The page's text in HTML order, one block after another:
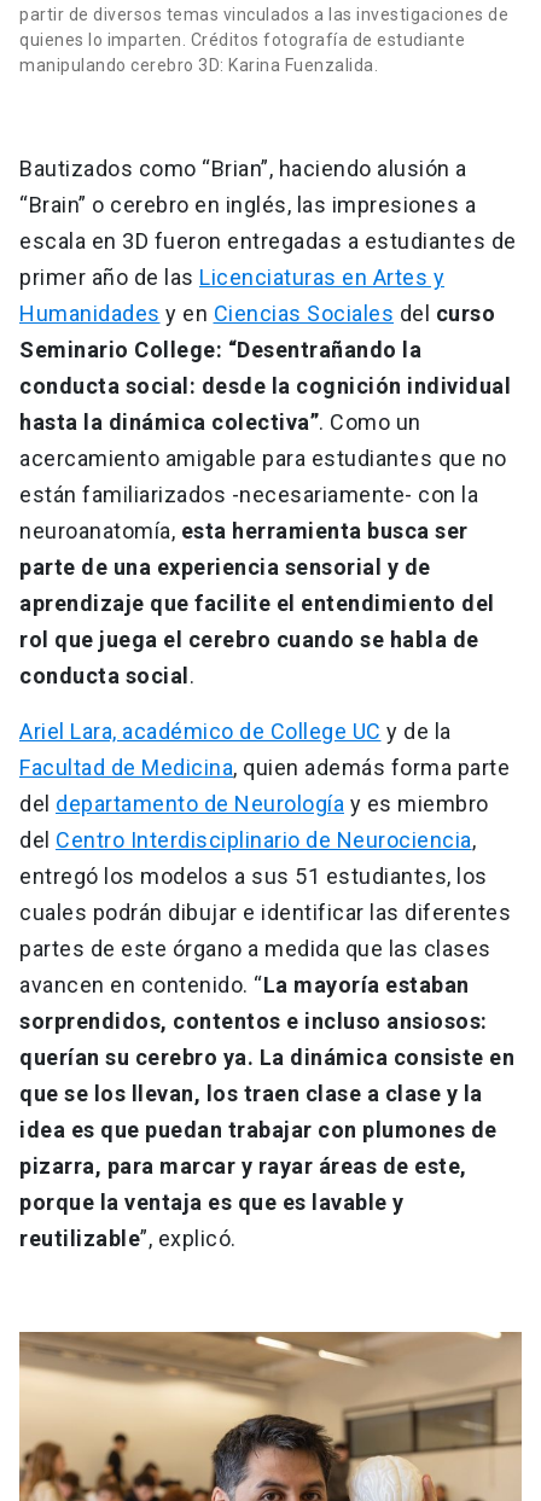
partir de diversos temas vinculados a las investigaciones de
quienes lo imparten. Créditos fotografía de estudiante
manipulando cerebro 3D: Karina Fuenzalida.
Bautizados como “Brian”, haciendo alusión a
“Brain” o cerebro en inglés, las impresiones a
escala en 3D fueron entregadas a estudiantes de
primer año de las Licenciaturas en Artes y
Humanidades y en Ciencias Sociales del curso
Seminario College: “Desentrañando la
conducta social: desde la cognición individual
hasta la dinámica colectiva”. Como un
acercamiento amigable para estudiantes que no
están familiarizados -necesariamente- con la
neuroanatomía, esta herramienta busca ser
parte de una experiencia sensorial y de
aprendizaje que facilite el entendimiento del
rol que juega el cerebro cuando se habla de
conducta social .
Ariel Lara, académico de College UC y de la
Facultad de Medicina, quien además forma parte
del departamento de Neurología y es miembro
del Centro Interdisciplinario de Neurociencia,
entregó los modelos a sus 51 estudiantes, los
cuales podrán dibujar e identificar las diferentes
partes de este órgano a medida que las clases
avancen en contenido. “La mayoría estaban
sorprendidos, contentos e incluso ansiosos:
querían su cerebro ya. La dinámica consiste en
que se los llevan, los traen clase a clase y la
idea es que puedan trabajar con plumones de
pizarra, para marcar y rayar áreas de este,
porque la ventaja es que es lavable y
reutilizable”, explicó.